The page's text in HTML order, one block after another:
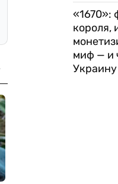
«1670»:
короля,
миф — и
Украину